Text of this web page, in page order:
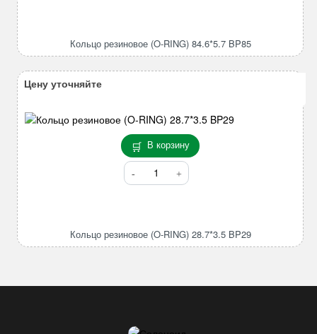
RING)
Кольцо резиновое (O-RING) 84.6*5.7 BP85
В корзину
Количество
товара
RING)
Кольцо резиновое (O-RING) 28.7*3.5 BP29
Цену уточняйте